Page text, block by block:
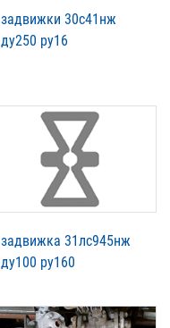
задвижки 30с41нж
ду250 ру16
задвижка 31лс945нж
ду100 ру160